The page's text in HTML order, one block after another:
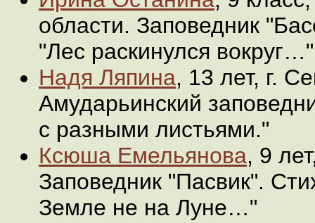
области. Заповедник
"Лес раскинулся вокруг…"
Надя Ляпина, 13 лет, г.
Амударьинский
с разными листьями."
Ксюша Емельянова, 9
Заповедник "Пасвик".
Земле не на Луне…"